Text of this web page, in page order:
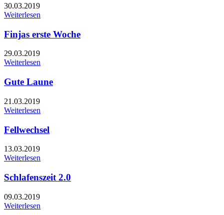
30.03.2019
Weiterlesen
Finjas erste Woche
29.03.2019
Weiterlesen
Gute Laune
21.03.2019
Weiterlesen
Fellwechsel
13.03.2019
Weiterlesen
Schlafenszeit 2.0
09.03.2019
Weiterlesen